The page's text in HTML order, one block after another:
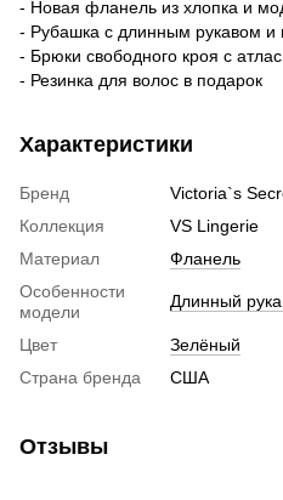
- Новая фланель из хлопка и
- Рубашка с длинным рукавом и
- Брюки свободного кроя с
- Резинка для волос в подарок
Характеристики
Бренд
Victoria`s
Коллекция
VS Lingerie
Материал
Фланель
Особенности
модели
Длинный
Цвет
Зелёный
Страна бренда
США
Отзывы